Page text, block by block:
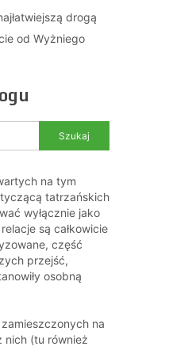
drogą
od Wyżniego
na tym
tatrzańskich
wyłącznie jako
są całkowicie
część
przejść,
osobną
na
nich (tu również